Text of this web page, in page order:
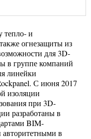
тепло- и
огнезащиты из
для 3D-
в группе компаний
линейки
С июня 2017
изоляции
при 3D-
разработаны в
BIM-
в